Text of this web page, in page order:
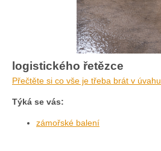
logistického řetězce
Přečtěte si co vše je třeba brát v úvahu.
Týká se vás:
zámořské balení